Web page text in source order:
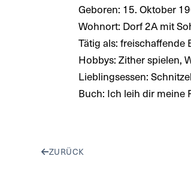
Geboren: 15. Oktober
Wohnort: Dorf 2A mit
Tätig als: freischaffende
Hobbys: Zither spielen,
Lieblingsessen:
Buch: Ich leih dir meine
ZURÜCK